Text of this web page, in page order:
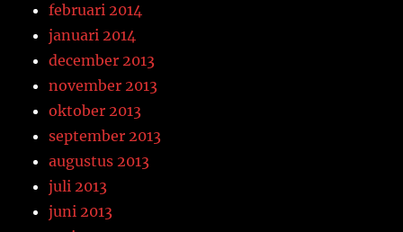
februari 2014
januari 2014
december 2013
november 2013
oktober 2013
september 2013
augustus 2013
juli 2013
juni 2013